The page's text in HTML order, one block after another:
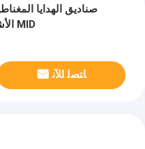
صناديق الهدايا
الأشعة فوق البنفسجية لمدة 10 بوصة MID
ﺎﺘﺼﻟ ﺍﻶﻧ